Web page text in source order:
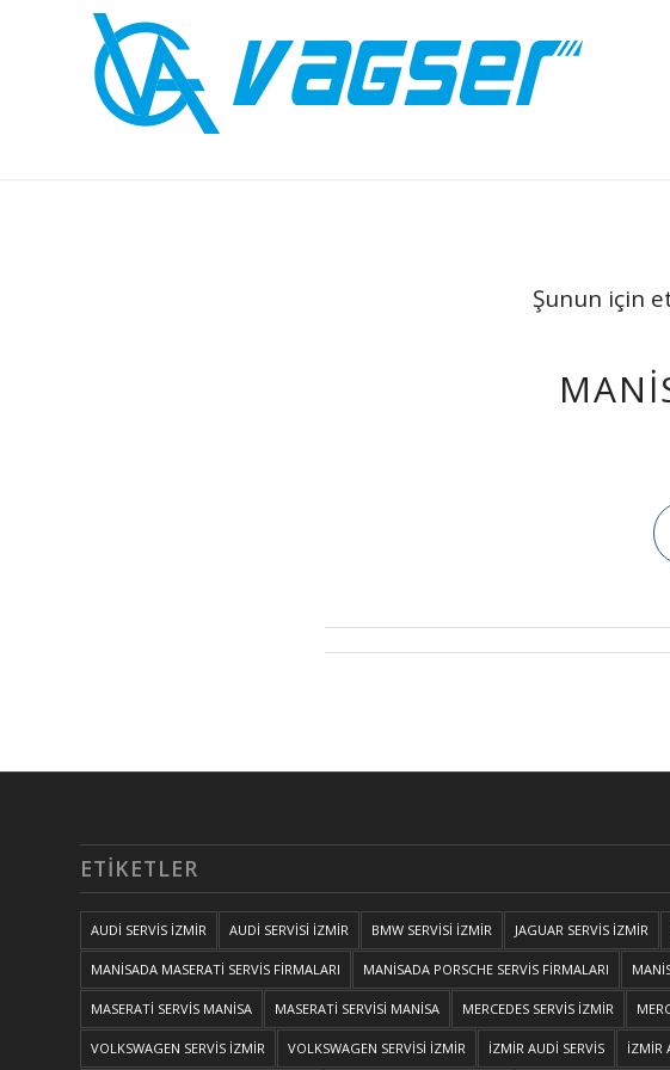
Şunun için
ETIKETLER
AUDİ SERVİS İZMİR AUDİ SERVİSİ İZMİR BMW SERVİSİ İZMİR JAGUAR SERVİS İZMİR
MANİSADA MASERATİ SERVİS FİRMALARI MANİSADA PORSCHE SERVİS FİRMALARI
MASERATİ SERVİS MANİSA MASERATİ SERVİSİ MANİSA MERCEDES SERVİS İZMİR
VOLKSWAGEN SERVİS İZMİR VOLKSWAGEN SERVİSİ İZMİR İZMİR AUDİ SERVİS İZMİR